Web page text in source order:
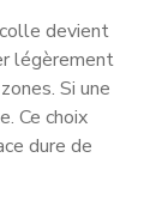
devient
légèrement
Si une
Ce choix
dure de